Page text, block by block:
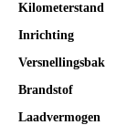
Kilometerstand
Inrichting
Versnellingsbak
Brandstof
Laadvermogen